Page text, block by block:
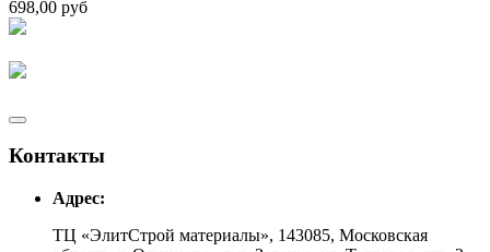
698,00 руб
Контакты
Адрес:
ТЦ «ЭлитСтрой материалы», 143085, Московская